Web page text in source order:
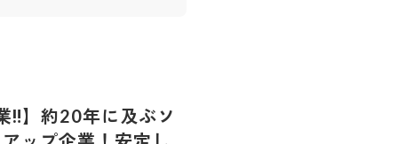
‼️】約20年に及ぶソ